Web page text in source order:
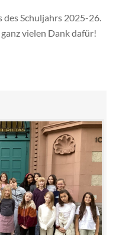
Schuljahrs 2025-26.
vielen Dank dafür!